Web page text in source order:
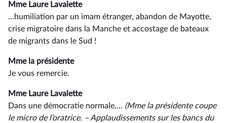
Mme Laure Lavalette
…humiliation par un imam étranger, abandon de Mayotte,
crise migratoire dans la Manche et accostage de bateaux
de migrants dans le Sud !
Mme la présidente
Je vous remercie.
Mme Laure Lavalette
Dans une démocratie normale,… (Mme la présidente coupe
le micro de l’oratrice. –⁠ Applaudissements sur les bancs du